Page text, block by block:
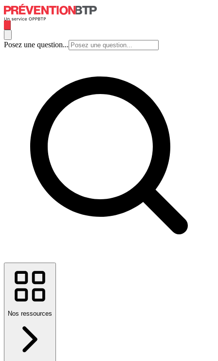
Posez une question...
Nos ressources